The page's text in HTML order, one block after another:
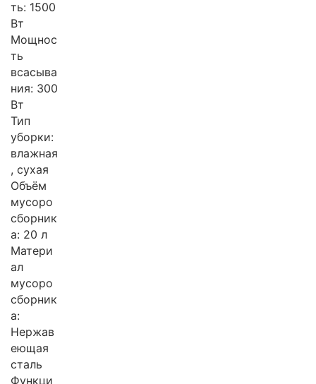
ть: 1500
Вт
Мощнос
ть
всасыва
ния: 300
Вт
Тип
уборки:
влажная
, сухая
Объём
мусоро
сборник
а: 20 л
Матери
ал
мусоро
сборник
а:
Нержав
еющая
сталь
Функци